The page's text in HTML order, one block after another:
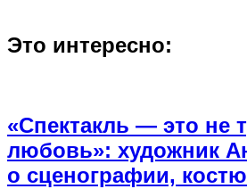
Это интересно:
«Спектакль — это не
любовь»: художник
о сценографии,